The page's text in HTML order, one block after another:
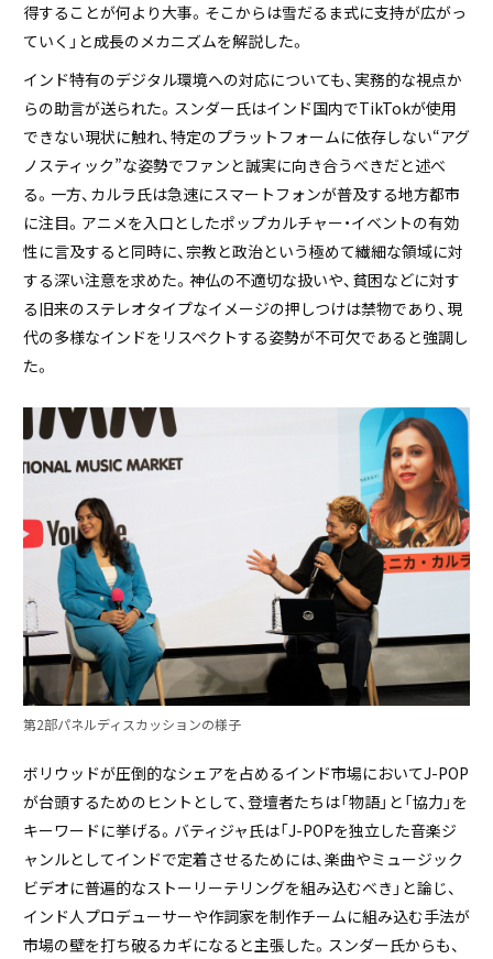
得することが何より大事。そこからは雪だるま式に支持が広がっ
ていく」と成長のメカニズムを解説した。
インド特有のデジタル環境への対応についても、実務的な視点か
らの助言が送られた。スンダー氏はインド国内でTikTokが使用
できない現状に触れ、特定のプラットフォームに依存しない“アグ
ノスティック”な姿勢でファンと誠実に向き合うべきだと述べ
る。一方、カルラ氏は急速にスマートフォンが普及する地方都市
に注目。アニメを入口としたポップカルチャー・イベントの有効
性に言及すると同時に、宗教と政治という極めて繊細な領域に対
する深い注意を求めた。神仏の不適切な扱いや、貧困などに対す
る旧来のステレオタイプなイメージの押しつけは禁物であり、現
代の多様なインドをリスペクトする姿勢が不可欠であると強調し
た。
第2部パネルディスカッションの様子
ボリウッドが圧倒的なシェアを占めるインド市場においてJ-POP
が台頭するためのヒントとして、登壇者たちは「物語」と「協力」を
キーワードに挙げる。バティジャ氏は「J-POPを独立した音楽ジ
ャンルとしてインドで定着させるためには、楽曲やミュージック
ビデオに普遍的なストーリーテリングを組み込むべき」と論じ、
インド人プロデューサーや作詞家を制作チームに組み込む手法が
市場の壁を打ち破るカギになると主張した。スンダー氏からも、